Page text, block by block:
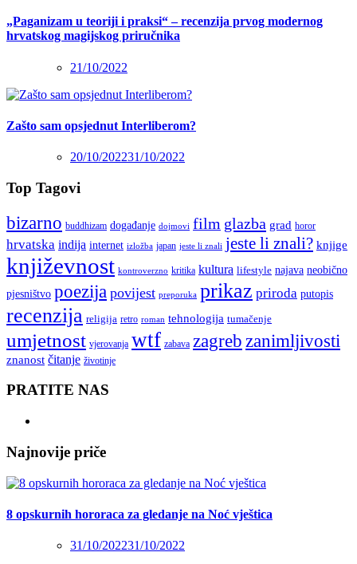
„Paganizam u teoriji i praksi“ – recenzija prvog modernog
hrvatskog magijskog priručnika
21/10/2022
Zašto sam opsjednut Interliberom?
20/10/202231/10/2022
Top Tagovi
bizarno buddhizam događanje dojmovi film glazba grad horor
hrvatska indija internet izložba japan jeste li znali jeste li znali? knjige
književnost kontroverzno kritika kultura lifestyle najava neobično
pjesništvo poezija povijest preporuka prikaz priroda putopis
recenzija religija retro roman tehnologija tumačenje
umjetnost vjerovanja wtf zabava zagreb zanimljivosti
znanost čitanje životinje
PRATITE NAS
Najnovije priče
8 opskurnih hororaca za gledanje na Noć vještica
31/10/202231/10/2022